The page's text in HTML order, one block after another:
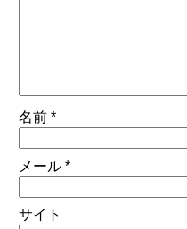
名前 *
メール *
サイト